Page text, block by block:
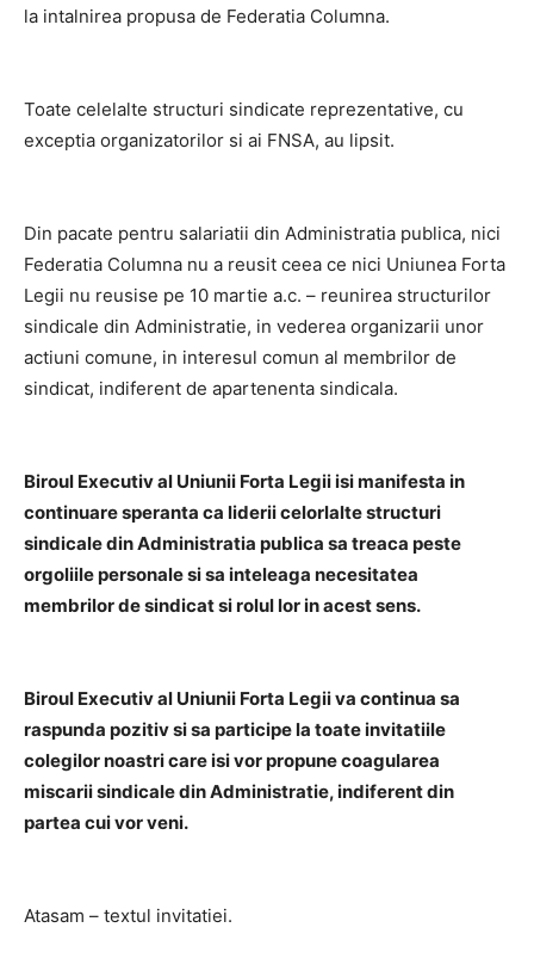
la intalnirea propusa de Federatia Columna.
Toate celelalte structuri sindicate reprezentative, cu
exceptia organizatorilor si ai FNSA, au lipsit.
Din pacate pentru salariatii din Administratia publica, nici
Federatia Columna nu a reusit ceea ce nici Uniunea Forta
Legii nu reusise pe 10 martie a.c. – reunirea structurilor
sindicale din Administratie, in vederea organizarii unor
actiuni comune, in interesul comun al membrilor de
sindicat, indiferent de apartenenta sindicala.
Biroul Executiv al Uniunii Forta Legii isi manifesta in
continuare speranta ca liderii celorlalte structuri
sindicale din Administratia publica sa treaca peste
orgoliile personale si sa inteleaga necesitatea
membrilor de sindicat si rolul lor in acest sens.
Biroul Executiv al Uniunii Forta Legii va continua sa
raspunda pozitiv si sa participe la toate invitatiile
colegilor noastri care isi vor propune coagularea
miscarii sindicale din Administratie, indiferent din
partea cui vor veni.
Atasam – textul invitatiei.